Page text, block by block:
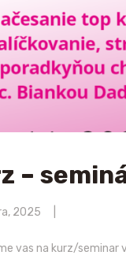
–
2025
vas na kurz/seminar